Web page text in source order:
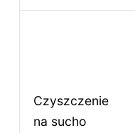
Czyszczenie
na sucho